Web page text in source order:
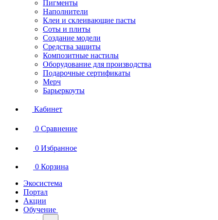
Пигменты
Наполнители
Клеи и склеивающие пасты
Соты и плиты
Создание модели
Средства защиты
Композитные настилы
Оборудование для производства
Подарочные сертификаты
Мерч
Барьеркоуты
Кабинет
0 Сравнение
0 Избранное
0 Корзина
Экосистема
Портал
Акции
Обучение